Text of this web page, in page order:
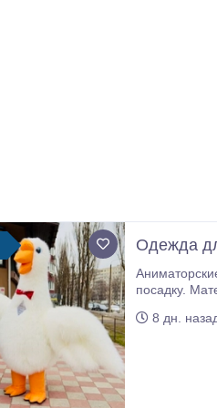
Одежда
Аниматорские
посадку. Материалы износостойкие,
8 дн.